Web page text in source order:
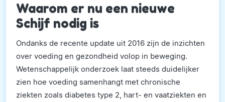
Waarom er nu een nieuwe
Schijf nodig is
Ondanks de recente update uit 2016 zijn de inzichten
over voeding en gezondheid volop in beweging.
Wetenschappelijk onderzoek laat steeds duidelijker
zien hoe voeding samenhangt met chronische
ziekten zoals diabetes type 2, hart- en vaatziekten en